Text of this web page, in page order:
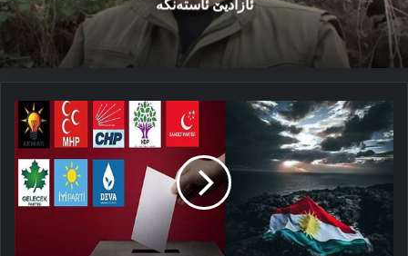
ئازادیێ ئاستەنگە
پرسا
كورد
ب
زھنیەتا
چەپێن
ترك
چارەسەر
نابە